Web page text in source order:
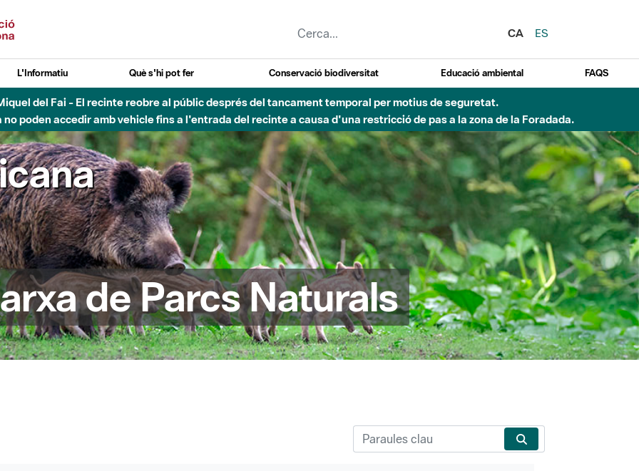
CA
ES
L'Informatiu Què s'hi pot fer Conservació biodiversitat Educació ambiental FAQS
del Fai - El recinte reobre al públic després del tancament temporal per motius de seguretat.
poden accedir amb vehicle fins a l'entrada del recinte a causa d'una restricció de pas a la zona de la Foradada.
de Parcs Naturals